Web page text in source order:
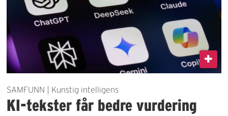
SAMFUNN | Kunstig intelligens
KI-tekster får bedre vurdering